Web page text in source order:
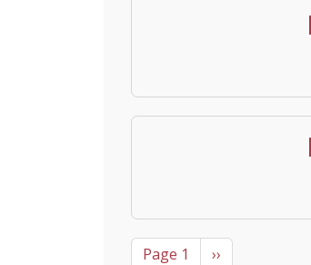
Pagination
Page 1 Next page
››